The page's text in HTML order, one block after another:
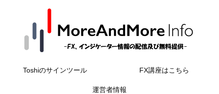
Toshiのサインツール FX講座はこちら
運営者情報